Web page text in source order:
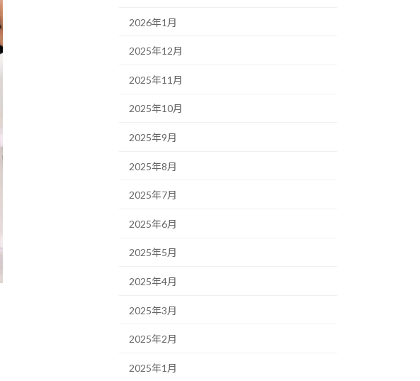
2026年1月
2025年12月
2025年11月
2025年10月
2025年9月
2025年8月
2025年7月
2025年6月
2025年5月
2025年4月
2025年3月
2025年2月
2025年1月